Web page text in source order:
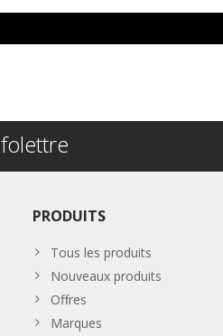
PRODUITS
Tous les produits
Nouveaux produits
Offres
Marques